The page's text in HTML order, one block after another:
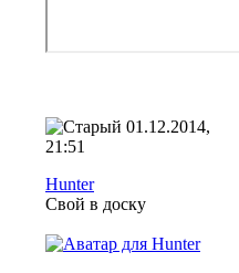
01.12.2014,
21:51
Hunter
Свой в доску